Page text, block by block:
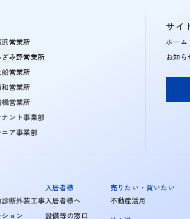
営業所
ざみ野営業所
営業所
営業所
橋営業所
ナント事業部
ニア事業部
サイ
ホーム
お知ら
断外装工事
ション
入居者様
入居者様へ
設備等の窓口
売りたい・買いたい
不動産活用